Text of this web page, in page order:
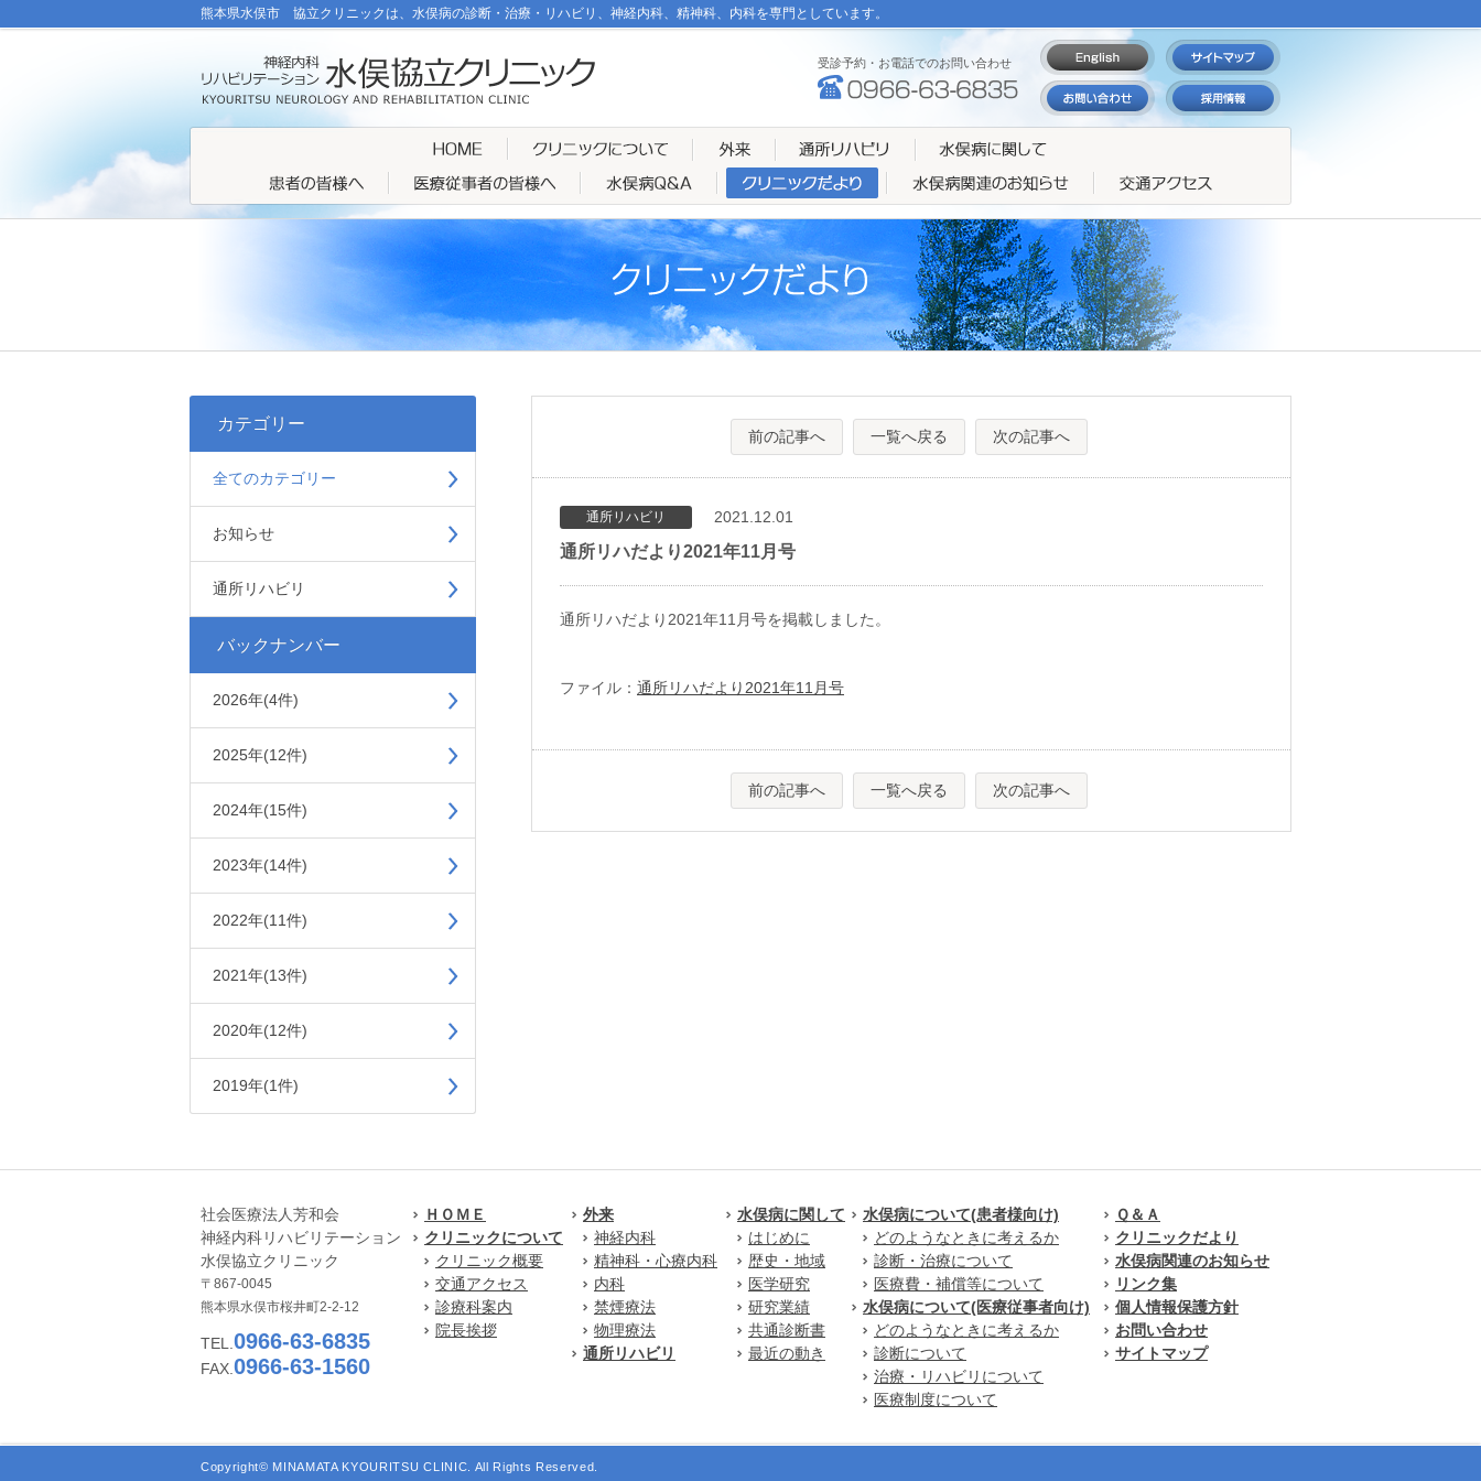
熊本県水俣市 協立クリニックは、水俣病の診断・治療・リハビリ、神経内科、精神科、内科を専門としています。
受診予約・お電話でのお問い合わせ
カテゴリー
全てのカテゴリー
お知らせ
通所リハビリ
バックナンバー
2026年(4件)
2025年(12件)
2024年(15件)
2023年(14件)
2022年(11件)
2021年(13件)
2020年(12件)
2019年(1件)
前の記事へ 一覧へ戻る 次の記事へ
通所リハビリ 2021.12.01
通所リハだより2021年11月号
通所リハだより2021年11月号を掲載しました。
ファイル： 通所リハだより2021年11月号
前の記事へ 一覧へ戻る 次の記事へ
社会医療法人芳和会
神経内科リハビリテーション
水俣協立クリニック
〒867-0045
熊本県水俣市桜井町2-2-12
TEL. 0966-63-6835
FAX. 0966-63-1560
ＨＯＭＥ
クリニックについて
クリニック概要
交通アクセス
診療科案内
院長挨拶
外来
神経内科
精神科・心療内科
内科
禁煙療法
物理療法
通所リハビリ
水俣病に関して
はじめに
歴史・地域
医学研究
研究業績
共通診断書
最近の動き
水俣病について(患者様向け)
どのようなときに考えるか
診断・治療について
医療費・補償等について
水俣病について(医療従事者向け)
どのようなときに考えるか
診断について
治療・リハビリについて
医療制度について
Ｑ＆Ａ
クリニックだより
水俣病関連のお知らせ
リンク集
個人情報保護方針
お問い合わせ
サイトマップ
Copyright© MINAMATA KYOURITSU CLINIC. All Rights Reserved.